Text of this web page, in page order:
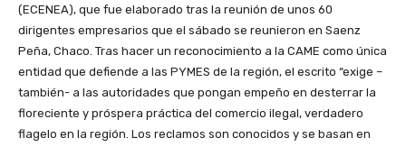
(ECENEA), que fue elaborado tras la reunión de unos 60
dirigentes empresarios que el sábado se reunieron en Saenz
Peña, Chaco. Tras hacer un reconocimiento a la CAME como única
entidad que defiende a las PYMES de la región, el escrito “exige –
también- a las autoridades que pongan empeño en desterrar la
floreciente y próspera práctica del comercio ilegal, verdadero
flagelo en la región. Los reclamos son conocidos y se basan en